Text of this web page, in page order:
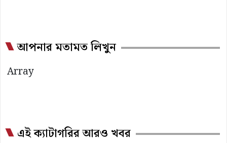
আপনার মতামত লিখুন
Array
এই ক্যাটাগরির আরও খবর